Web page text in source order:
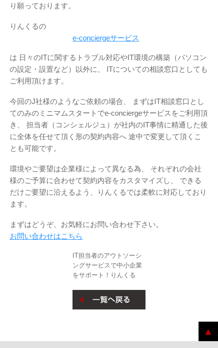
り願っております。
りんくるの
e-conciergeサービス
は 日々のITに関するトラブル対応やIT環境の構築（パソコン
の設定・設置など）以外に、
ITについての相談窓口としても
ご利用頂けます。
今回のJ社様のようなご依頼の場合、
まずはIT相談窓口とし
てのみのミニマムスタートでe-conciergeサービスをご利用頂
き、
担当者（コンシェルジュ）が社内のIT事情に精通した後
に全体を任せて頂く形の契約内容へ 途中で変更して頂くこ
とも可能です。
環境やご要望は企業様によって異なる為、
それぞれの会社
様のご予算に合わせて契約内容をカスタマイズし、
できる
だけご要望に沿えるよう、りんくるでは柔軟に対応しており
ます。
まずはどうぞ、お気軽にお問い合わせ下さい。
お問い合わせはこちら
IT担当者のアウトソーシ
ングサービスで中小企業
をサポート！りんくる